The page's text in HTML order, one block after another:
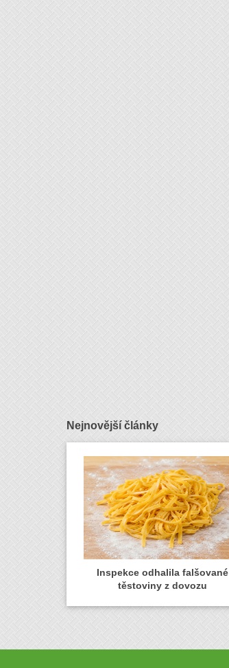
Nejnovější články
Inspekce odhalila falšované
těstoviny z dovozu